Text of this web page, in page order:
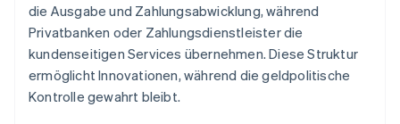
die Ausgabe und Zahlungsabwicklung, während
Privatbanken oder Zahlungsdienstleister die
kundenseitigen Services übernehmen. Diese Struktur
ermöglicht Innovationen, während die geldpolitische
Kontrolle gewahrt bleibt.